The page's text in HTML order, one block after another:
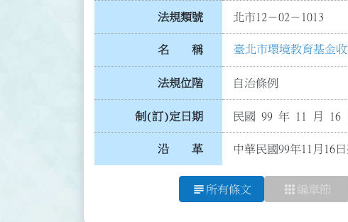
法規類號 北市12－02－1013
名 稱 臺北市環境教育基金
法規位階 自治條例
制(訂)定日期 民國 99 年 11 月 16
沿 革 中華民國99年11月16
subject 所有條文 apps 編章節